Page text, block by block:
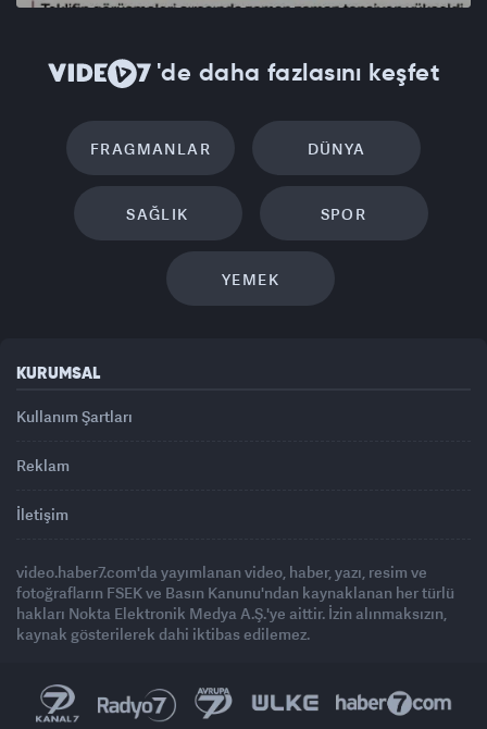
'de daha fazlasını keşfet
FRAGMANLAR DÜNYA
SAĞLIK SPOR
YEMEK
KURUMSAL
Kullanım Şartları
Reklam
İletişim
video.haber7.com'da yayımlanan video, haber, yazı, resim ve
fotoğrafların FSEK ve Basın Kanunu'ndan kaynaklanan her türlü
hakları Nokta Elektronik Medya A.Ş.'ye aittir. İzin alınmaksızın,
kaynak gösterilerek dahi iktibas edilemez.